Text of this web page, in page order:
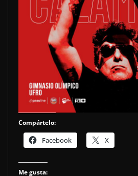
Compártelo:
Facebook X
Me gusta: